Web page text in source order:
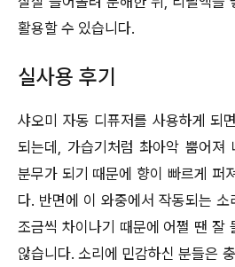
활용할 수 있습니다.
실사용 후기
샤오미 자동 디퓨저를 사용하게 되
되는데, 가습기처럼 촤아악 뿜어져
분무가 되기 때문에 향이 빠르게 퍼
다. 반면에 이 와중에서 작동되는
조금씩 차이나기 때문에 어쩔 땐 잘
않습니다. 소리에 민감하신 분들은